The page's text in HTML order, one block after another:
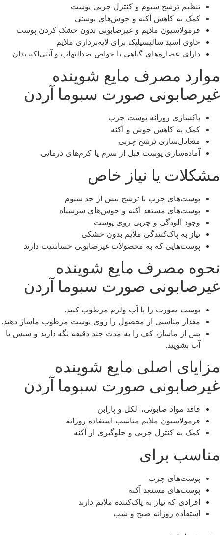
تنظیم ترشح سبوم و کنترل چربی پوست
کمک به کاهش آکنه و جوش‌های پوستی
فرمولاسیون ملایم و غیرصابونی بدون خشک کردن پوست
حاوی اسید سالیسیلیک برای لایه‌برداری ملایم
دارای عصاره‌های گیاهی با خواص ضدالتهاب و آنتی‌اکسیدان
موارد مصرف مایع شوینده
غیرصابونی صورت سبوما آردن
پاکسازی روزانه پوست چرب
کمک به کاهش جوش و آکنه
متعادل‌سازی ترشح چربی
آماده‌سازی پوست قبل از سرم یا کرم‌های درمانی
مشکلات یا نیاز خاص
پوست‌های چرب با ترشح بیش از حد سبوم
پوست‌های مستعد آکنه و جوش‌های سرسیاه
وجود آلودگی و چربی روی پوست
نیاز به پاک‌کنندگی ملایم بدون خشکی
پوست‌هایی که به محصولات غیرصابونی حساسیت دارند
نحوه مصرف مایع شوینده
غیرصابونی صورت سبوما آردن
پوست صورت را با آب ولرم مرطوب کنید.
مقدار مناسبی از محصول را روی پوست مرطوب ماساژ دهید.
پس از ماساژ، کف را به مدت چند دقیقه نگه دارید و سپس با
آب بشویید.
مزایای اصلی مایع شوینده
غیرصابونی صورت سبوما آردن
فاقد مواد صابونی، الکل و پارابن
فرمولاسیون ملایم مناسب استفاده روزانه
کمک به کنترل چربی و جلوگیری از آکنه
مناسب برای
پوست‌های چرب
پوست‌های مستعد آکنه
افرادی که نیاز به پاک‌کننده ملایم دارند
استفاده روزانه صبح و شب